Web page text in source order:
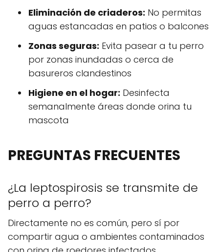
Eliminación de criaderos: No permitas
aguas estancadas en patios o balcones
Zonas seguras: Evita pasear a tu perro
por zonas inundadas o cerca de
basureros clandestinos
Higiene en el hogar: Desinfecta
semanalmente áreas donde orina tu
mascota
PREGUNTAS FRECUENTES
¿La leptospirosis se transmite de
perro a perro?
Directamente no es común, pero sí por
compartir agua o ambientes contaminados